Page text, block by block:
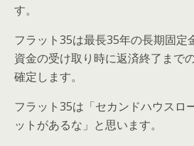
す。
フラット35は最長35年の長期固定
資金の受け取り時に返済終了まで
確定します。
フラット35は「セカンドハウスロ
ットがあるな」と思います。